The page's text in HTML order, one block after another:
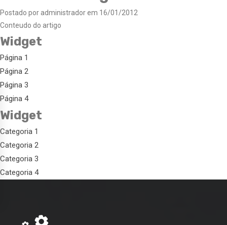
Postado por administrador em 16/01/2012
Conteudo do artigo
Widget
Página 1
Página 2
Página 3
Página 4
Widget
Categoria 1
Categoria 2
Categoria 3
Categoria 4